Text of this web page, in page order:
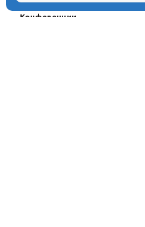
Олимпиады
Конферeнции